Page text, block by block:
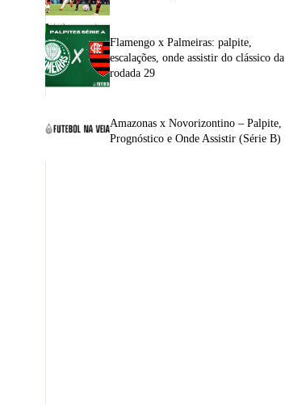
Flamengo x Palmeiras: palpite,
escalações, onde assistir do clássico da
rodada 29
Amazonas x Novorizontino – Palpite,
Prognóstico e Onde Assistir (Série B)